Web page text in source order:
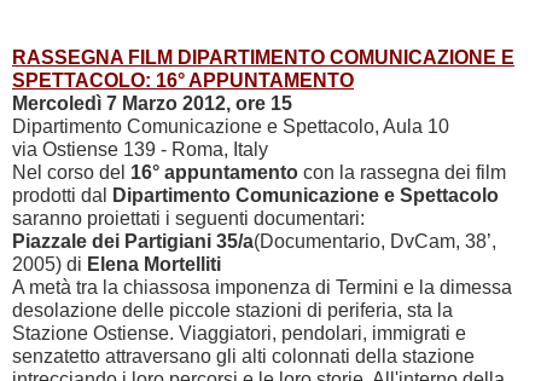
RASSEGNA FILM DIPARTIMENTO COMUNICAZIONE E
SPETTACOLO: 16° APPUNTAMENTO
Mercoledì 7 Marzo 2012, ore 15
Dipartimento Comunicazione e Spettacolo, Aula 10
via Ostiense 139 - Roma, Italy
Nel corso del 16° appuntamento con la rassegna dei film
prodotti dal
Dipartimento Comunicazione e Spettacolo
saranno proiettati i seguenti documentari:
Piazzale dei Partigiani 35/a(Documentario, DvCam, 38’,
2005) di Elena Mortelliti
A metà tra la chiassosa imponenza di Termini e la dimessa
desolazione delle piccole stazioni di periferia, sta la
Stazione Ostiense. Viaggiatori, pendolari, immigrati e
senzatetto attraversano gli alti colonnati della stazione